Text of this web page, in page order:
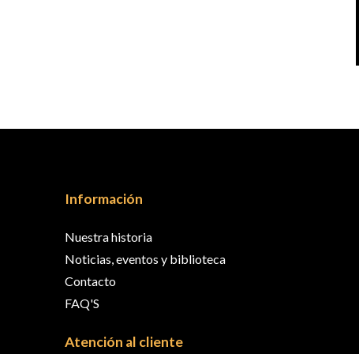
Información
Nuestra historia
Noticias, eventos y biblioteca
Contacto
FAQ'S
Atención al cliente